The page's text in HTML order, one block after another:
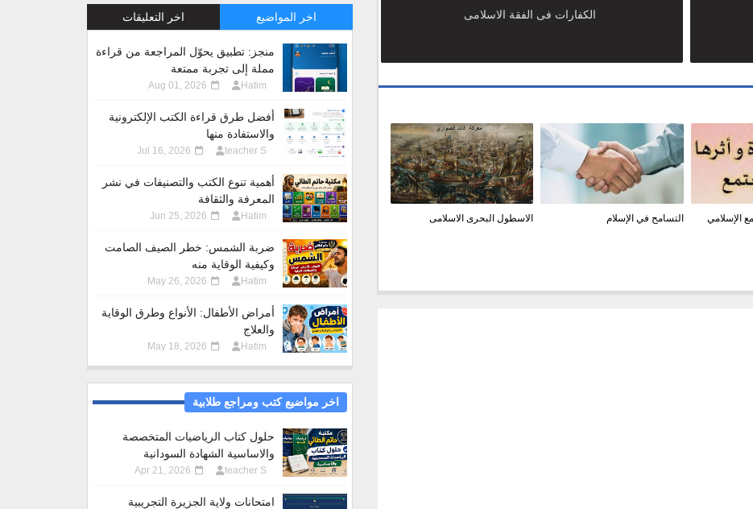
الكفارات فى الفقة الاسلامى
الإسلامي التسامح في الإسلام الاسطول البحرى الاسلامى
اخر المواضيع اخر التعليقات
منجز: تطبيق يحوّل المراجعة من قراءة
مملة إلى تجربة ممتعة
Hatim
Aug 01, 2026
أفضل طرق قراءة الكتب الإلكترونية
والاستفادة منها
teacher S
Jul 16, 2026
أهمية تنوع الكتب والتصنيفات في نشر
المعرفة والثقافة
Hatim
Jun 25, 2026
ضربة الشمس: خطر الصيف الصامت
وكيفية الوقاية منه
Hatim
May 26, 2026
أمراض الأطفال: الأنواع وطرق الوقاية
والعلاج
Hatim
May 18, 2026
اخر مواضيع كتب ومراجع طلابية
حلول كتاب الرياضيات المتخصصة
والاساسية الشهادة السودانية
teacher S
Apr 21, 2026
امتحانات ولاية الجزيرة التجريبية